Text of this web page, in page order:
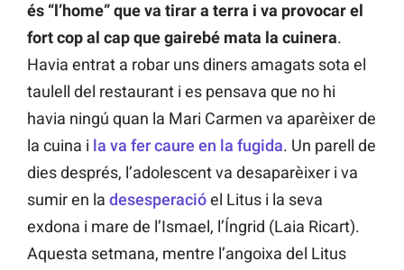
és “l’home” que va tirar a terra i va provocar el
fort cop al cap que gairebé mata la cuinera.
Havia entrat a robar uns diners amagats sota el
taulell del restaurant i es pensava que no hi
havia ningú quan la Mari Carmen va aparèixer de
la cuina i la va fer caure en la fugida. Un parell de
dies després, l’adolescent va desaparèixer i va
sumir en la desesperacióel Litus i la seva
exdona i mare de l’Ismael, l’Íngrid (Laia Ricart).
Aquesta setmana, mentre l’angoixa del Litus